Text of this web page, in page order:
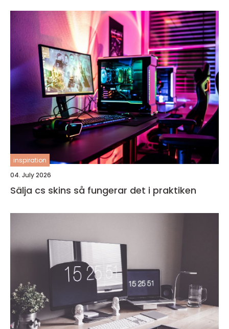
inspiration
04. July 2026
Sälja cs skins så fungerar det i praktiken